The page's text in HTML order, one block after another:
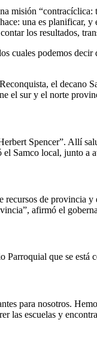
“contracíclica:
una es planificar,
los resultados,
cuales podemos
el decano
el sur y el norte
Spencer”. Allí
Samco local, junto a
de provincia
afirmó el
que se está
para nosotros.
las escuelas y